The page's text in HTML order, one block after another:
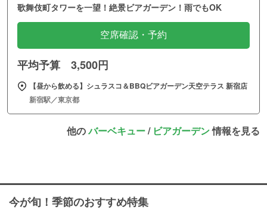
歌舞伎町タワーを一望！絶景ビアガーデン！雨でもOK
空席確認・予約
平均予算 3,500円
【昼から飲める】シュラスコ＆BBQビアガーデン天空テラス 新宿店
新宿駅／東京都
他のバーベキュー/ ビアガーデン情報を見る
今が旬！季節のおすすめ特集